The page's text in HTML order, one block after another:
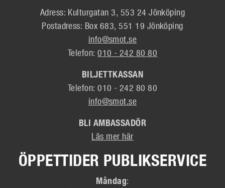
Adress: Kulturgatan 3, 553 24 Jönköping
Postadress: Box 683, 551 19 Jönköping
info@smot.se
Telefon:010 - 242 80 80
BILJETTKASSAN
Telefon: 010 - 242 80 80
info@smot.se
BLI AMBASSADÖR
Läs mer här
ÖPPETTIDER PUBLIKSERVICE
Måndag: